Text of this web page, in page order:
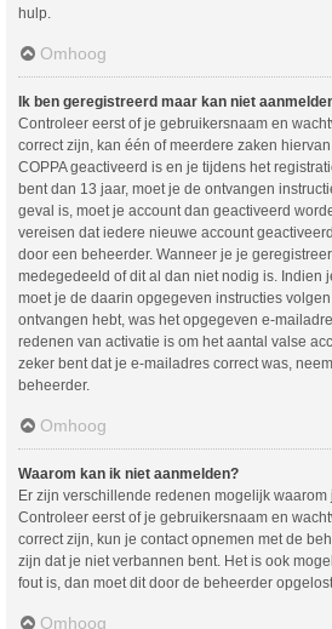
hulp.
Omhoog
Ik ben geregistreerd maar kan niet
Controleer eerst of je gebruikersnaam en
correct zijn, kan één of meerdere zaken
COPPA geactiveerd is en je tijdens het
bent dan 13 jaar, moet je de ontvangen
geval is, moet je account dan geactiveerd
vereisen dat iedere nieuwe account
door een beheerder. Wanneer je je
medegedeeld of dit al dan niet nodig is. Indien
moet je de daarin opgegeven instructies
ontvangen hebt, was het opgegeven e-
redenen van activatie is om het aantal valse
zeker bent dat je e-mailadres correct was,
beheerder.
Omhoog
Waarom kan ik niet aanmelden?
Er zijn verschillende redenen mogelijk waarom
Controleer eerst of je gebruikersnaam en
correct zijn, kun je contact opnemen met de
zijn dat je niet verbannen bent. Het is ook
fout is, dan moet dit door de beheerder
Omhoog